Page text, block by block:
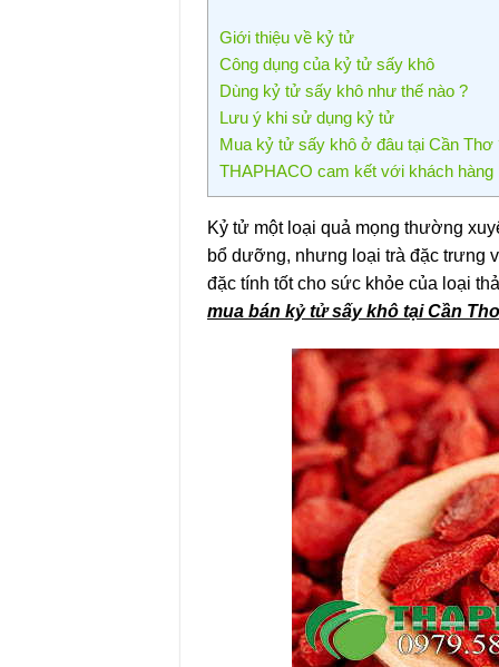
Giới thiệu về kỷ tử
Công dụng của kỷ tử sấy khô
Dùng kỷ tử sấy khô như thế nào ?
Lưu ý khi sử dụng kỷ tử
Mua kỷ tử sấy khô ở đâu tại Cần Thơ
THAPHACO cam kết với khách hàng
Kỷ tử một loại quả mọng thường
bổ dưỡng, nhưng loại trà đặc trưng
đặc tính tốt cho sức khỏe của loại
mua bán kỷ tử sấy khô tại Cần